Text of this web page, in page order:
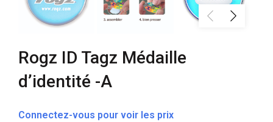
Rogz ID Tagz Médaille
d’identité -A
Connectez-vous pour voir les prix